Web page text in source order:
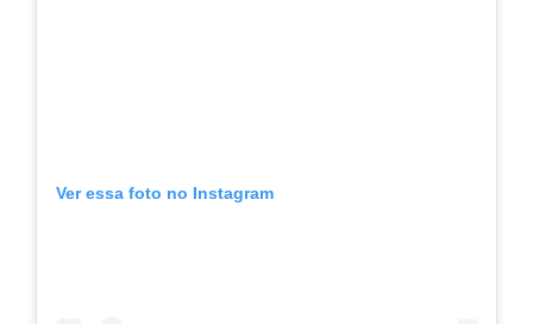
Ver essa foto no Instagram